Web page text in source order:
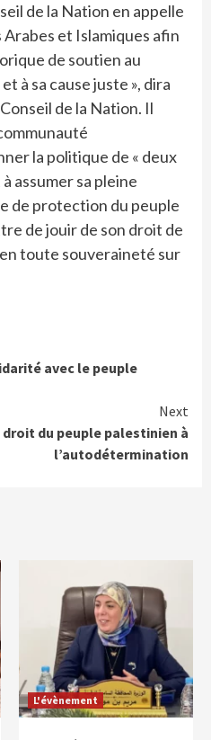
de la Nation en appelle
et Islamiques afin
de soutien au
à sa cause juste », dira
de la Nation. Il
la politique de « deux
assumer sa pleine
de protection du peuple
de jouir de son droit de
toute souveraineté sur
avec le peuple
Next
du peuple palestinien à
l’autodétermination
L'évènement